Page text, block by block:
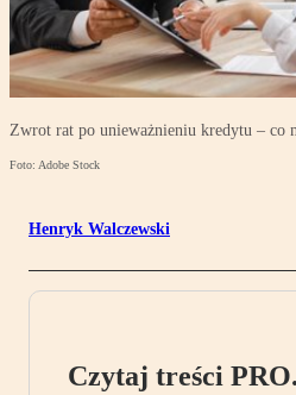
Zwrot rat po unieważnieniu kredytu – co
Foto: Adobe Stock
Henryk Walczewski
Czytaj treści